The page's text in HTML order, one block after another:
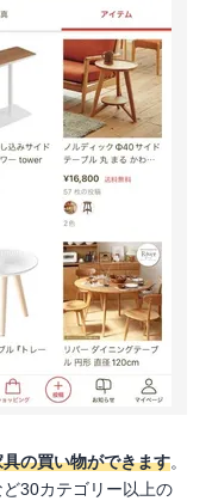
の買い物ができます。
30カテゴリー以上の